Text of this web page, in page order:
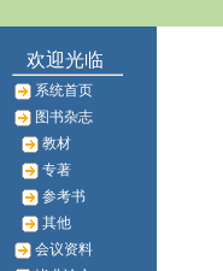
欢迎光临
系统首页
图书杂志
教材
专著
参考书
其他
会议资料